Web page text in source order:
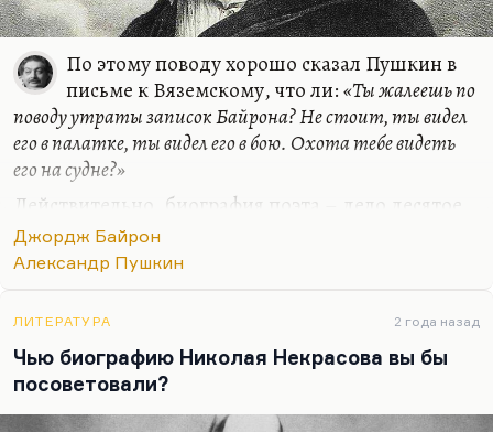
По этому поводу хорошо сказал Пушкин в
письме к Вяземскому, что ли:«Ты жалеешь по
поводу утраты записок Байрона? Не стоит, ты видел
его в палатке, ты видел его в бою. Охота тебе видеть
его на судне?»
Действительно, биография поэта – дело десятое,
и Пушкин вряд ли бы ей сильно заинтересовался,
потому что за собой много всего знал. Если
дурной человек (если сравнивать с современными
романтиками). В том смысле, что я называю
романтизм предтечей фашизма. Презрение к
человеку, презрение к толпе, культ
сверхчеловека. То, что говорила Лидия Яковлевна
Джордж Байрон
Александр Пушкин
ЛИТЕРАТУРА 2 года назад
Чью биографию Николая Некрасова вы бы
посоветовали?